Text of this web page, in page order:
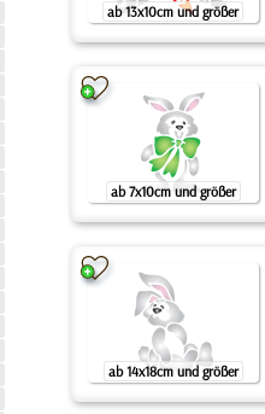
ab 13x10cm und größer
ab 7x10cm und größer
ab 14x18cm und größer